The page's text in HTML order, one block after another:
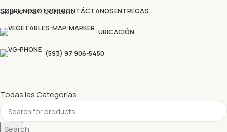
Skip to main content
Descubre nuestras ofertas y compra sin complicaciones
SOBRE NOSOTROSCONTÁCTANOSENTREGAS
UBICACIÓN
(593) 97 906-5450
Todas las Categorías
Search